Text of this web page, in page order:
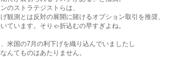
のストラテジストらは、
観測とは反対の展開に賭けるオプション取引を推奨、
ています。そりゃ折込むの早すぎよね。
米国の7月の利下げを織り込んでいましたし
んてものはあたりません。